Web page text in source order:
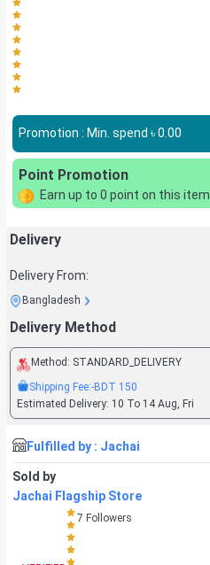
Promotion : Min. spend ৳0.00
Point Promotion
Earn up to 0 point on this item
Delivery
Delivery From:
Bangladesh
Delivery Method
Method: STANDARD_DELIVERY
Shipping Fee:-BDT 150
Estimated Delivery: 10 To 14 Aug, Fri
Fulfilled by : Jachai
Sold by
Jachai Flagship Store
7 Followers